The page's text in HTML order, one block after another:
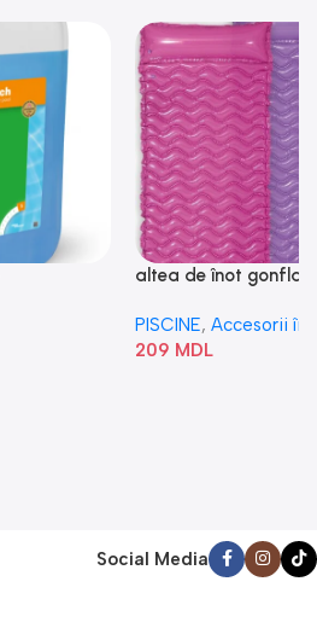
altea de înot
PISCINE, Accesorii
209 MDL
Social Media